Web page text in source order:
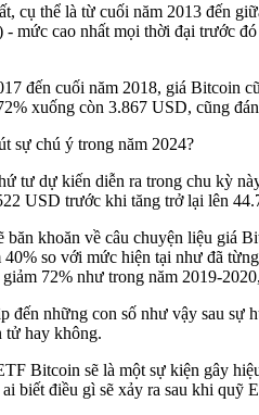
cụ thể là từ cuối năm 2013 đến
mức cao nhất mọi thời đại trước
đến cuối năm 2018, giá Bitcoin
xuống còn 3.867 USD, cũng
sự chú ý trong năm 2024?
tư dự kiến diễn ra trong chu kỳ
USD trước khi tăng trở lại lên
băn khoăn về câu chuyện liệu giá
so với mức hiện tại như đã
72% như trong năm 2019-
đến những con số như vậy sau
tử hay không.
Bitcoin sẽ là một sự kiện gây
biết điều gì sẽ xảy ra sau khi